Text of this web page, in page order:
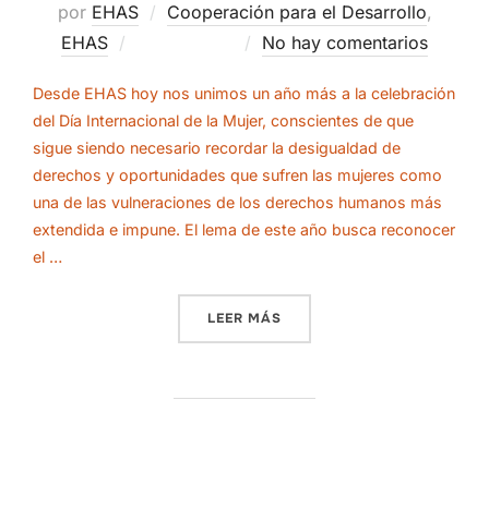
por EHAS Cooperación para el Desarrollo,
EHAS
No hay comentarios
Desde EHAS hoy nos unimos un año más a la celebración
del Día Internacional de la Mujer, conscientes de que
sigue siendo necesario recordar la desigualdad de
derechos y oportunidades que sufren las mujeres como
una de las vulneraciones de los derechos humanos más
extendida e impune. El lema de este año busca reconocer
el …
LEER MÁS